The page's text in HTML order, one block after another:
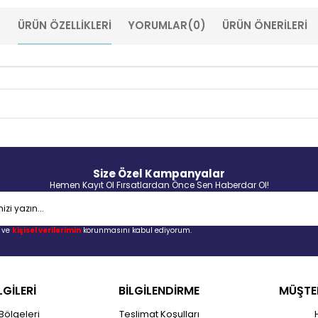
ÜRÜN ÖZELLIKLERI YORUMLAR(0) ÜRÜN ÖNERILERI
Size Özel Kampanyalar
Hemen Kayıt Ol Fırsatlardan Önce Sen Haberdar Ol!
kişisel verileriminkorunmasını kabul ediyorum.
BİLGİLENDİRME
Teslimat Koşulları